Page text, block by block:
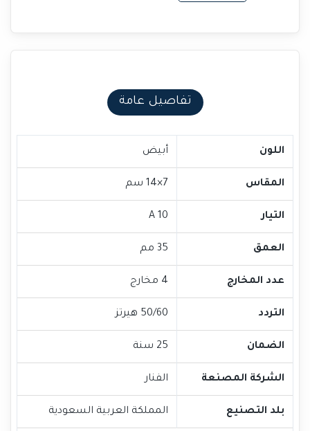
تفاصيل عامة
اللون أبيض
المقاس 7×14 سم
التيار 10 A
العمق 35 مم
عدد المخارج 4 مخارج
التردد 50/60 هيرتز
الضمان 25 سنة
الشركة المصنعة الفنار
بلد التصنيع المملكة العربية السعودية